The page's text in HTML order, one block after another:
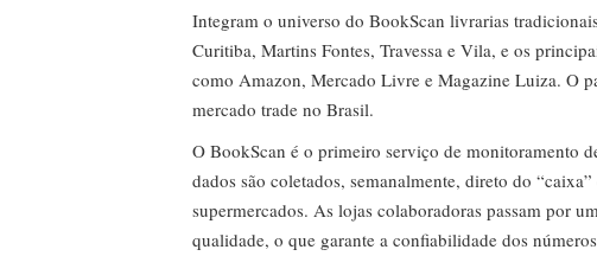
Integram o universo do BookScan livrarias
Curitiba, Martins Fontes, Travessa e Vila, e os
como Amazon, Mercado Livre e Magazine Luiza. O
mercado trade no Brasil.
O BookScan é o primeiro serviço de monitoramento
dados são coletados, semanalmente, direto do
supermercados. As lojas colaboradoras passam por
qualidade, o que garante a confiabilidade dos